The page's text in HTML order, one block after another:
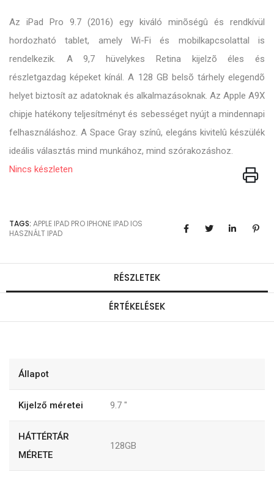
Az iPad Pro 9.7 (2016) egy kiváló minõségû és rendkívül
hordozható tablet, amely Wi-Fi és mobilkapcsolattal is
rendelkezik. A 9,7 hüvelykes Retina kijelzõ éles és
részletgazdag képeket kínál. A 128 GB belsõ tárhely elegendõ
helyet biztosít az adatoknak és alkalmazásoknak. Az Apple A9X
chipje hatékony teljesítményt és sebességet nyújt a mindennapi
felhasználáshoz. A Space Gray színû, elegáns kivitelû készülék
ideális választás mind munkához, mind szórakozáshoz.
Nincs készleten
TAGS: APPLE IPAD PRO IPHONE IPAD IOS
HASZNÁLT IPAD
RÉSZLETEK
ÉRTÉKELÉSEK
Állapot
Kijelző méretei 9.7 "
HÁTTÉRTÁR
MÉRETE
128GB